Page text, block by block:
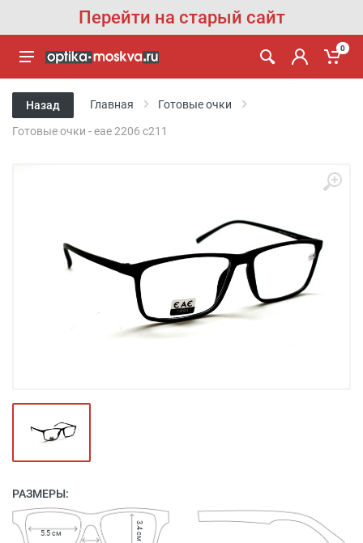
Перейти на старый сайт
0
Назад Главная Готовые очки
Готовые очки - eae 2206 с211
РАЗМЕРЫ:
5.5 см 3.4 см